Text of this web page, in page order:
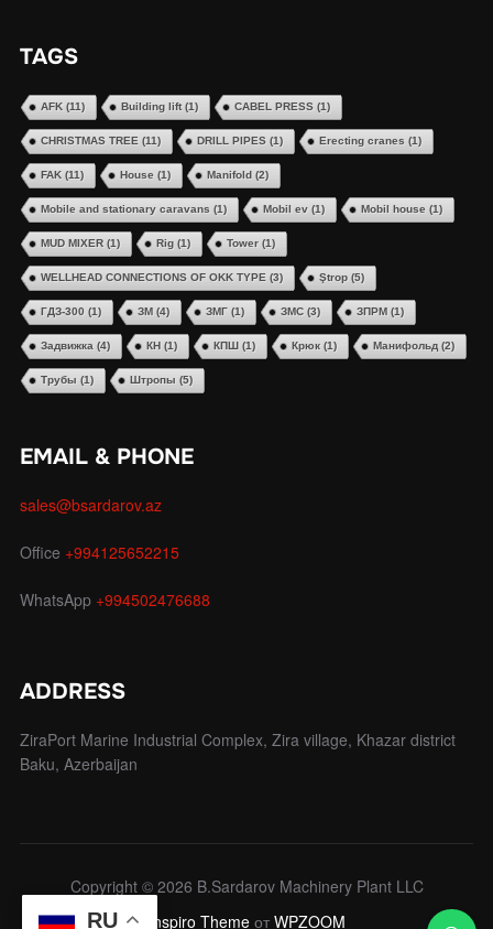
TAGS
AFK(11) Building lift(1) CABEL PRESS(1)
CHRISTMAS TREE(11) DRILL PIPES(1) Erecting cranes (1)
FAK(11) House (1) Manifold (2)
Mobile and stationary caravans (1) Mobil ev(1) Mobil house (1)
MUD MIXER(1) Rig(1) Tower(1)
WELLHEAD CONNECTIONS OF OKK TYPE(3) Ştrop(5)
ГДЗ-300 (1) ЗМ (4) ЗМГ(1) ЗМС(3) ЗПРМ (1)
Задвижка(4) КН (1) КПШ (1) Крюк(1) Манифольд(2)
Трубы (1) Штропы (5)
EMAIL & PHONE
sales@bsardarov.az
Office +994125652215
WhatsApp +994502476688
ADDRESS
ZiraPort Marine Industrial Complex, Zira village, Khazar district
Baku, Azerbaijan
Copyright © 2026 B.Sardarov Machinery Plant LLC
Inspiro Themeот WPZOOM
RU